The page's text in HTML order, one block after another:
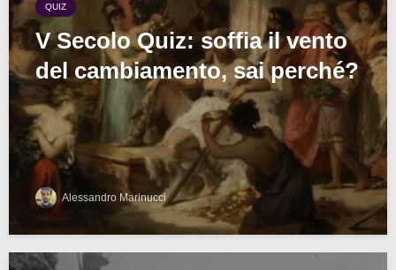
QUIZ
V Secolo Quiz: soffia il vento
del cambiamento, sai perché?
Alessandro Marinucci